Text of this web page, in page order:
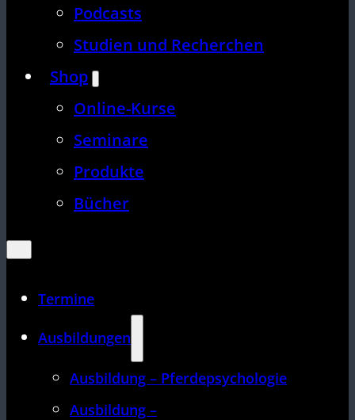
Podcasts
Studien und Recherchen
Shop
Online-Kurse
Seminare
Produkte
Bücher
Termine
Ausbildungen
Ausbildung – Pferdepsychologie
Ausbildung –